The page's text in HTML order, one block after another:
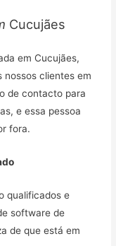
Cucujães
em Cucujães,
nossos clientes em
de contacto para
e essa pessoa
fora.
qualificados e
software de
de que está em